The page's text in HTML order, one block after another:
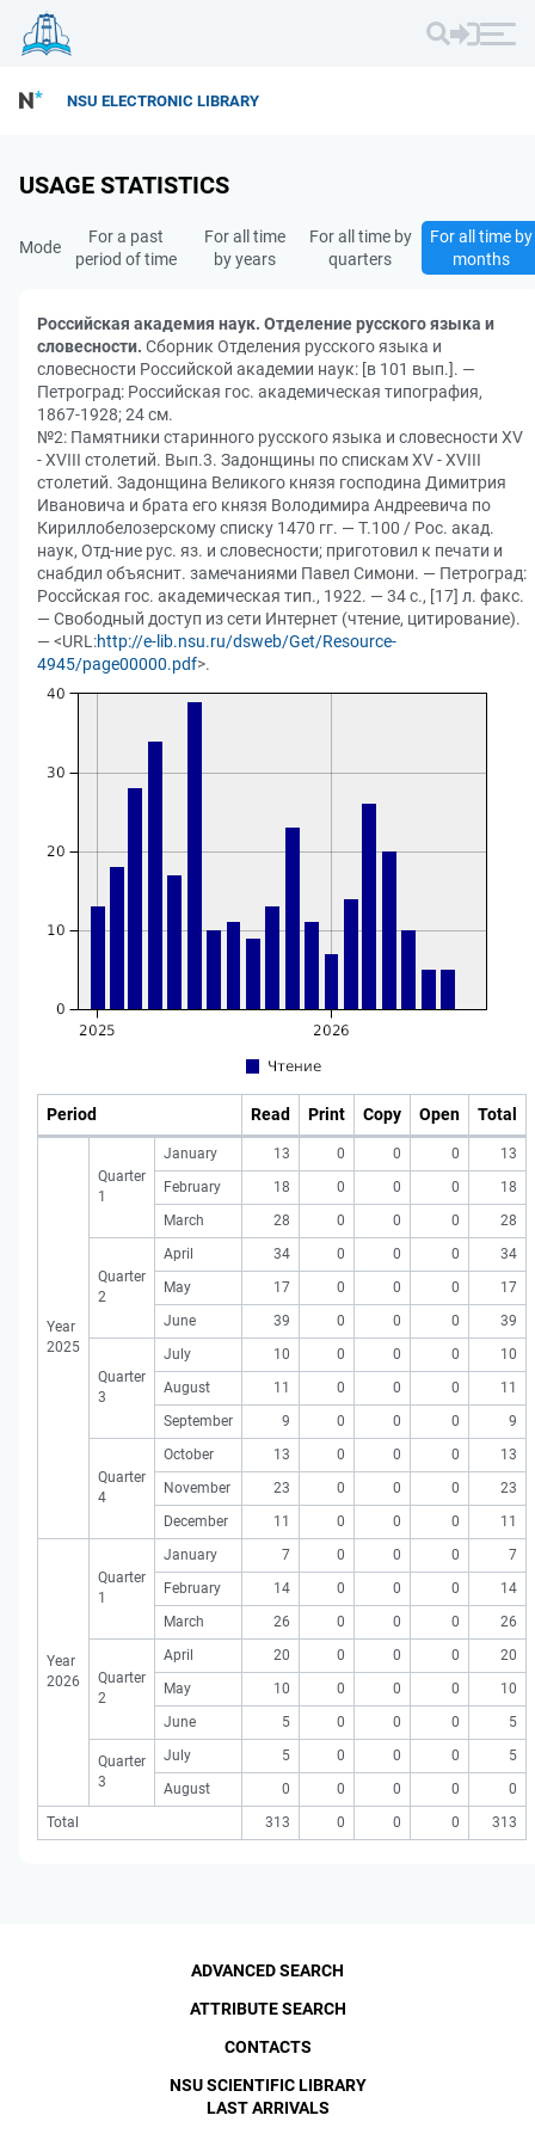
NSU ELECTRONIC LIBRARY
USAGE STATISTICS
Mode
For a past
period of time
For all time
by years
For all time by
quarters
For all time by
months
Российская академия наук. Отделение русского языка и
словесности. Сборник Отделения русского языка и
словесности Российской академии наук: [в 101 вып.]. —
Петроград: Российская гос. академическая типография,
1867-1928; 24 см.
№2: Памятники старинного русского языка и словесности XV
- XVIII столетий. Вып.3. Задонщины по спискам XV - XVIII
столетий. Задонщина Великого князя господина Димитрия
Ивановича и брата его князя Володимира Андреевича по
Кириллобелозерскому списку 1470 гг. — Т.100 / Рос. акад.
наук, Отд-ние рус. яз. и словесности; приготовил к печати и
снабдил объяснит. замечаниями Павел Симони. — Петроград:
Россйская гос. академическая тип., 1922. — 34 с., [17] л. факс.
— Свободный доступ из сети Интернет (чтение, цитирование).
— <URL:http://e-lib.nsu.ru/dsweb/Get/Resource-
4945/page00000.pdf>.
Period Read Print Copy Open Total
Year
2025
Quarter
1
January 13 0 0 0
13
February
18 0 0 0
18
March
28 0 0 0 28
Quarter
2
April 34 0 0 0
34
May
17 0 0 0
17
June
39 0 0 0 39
Quarter
3
July 10 0 0 0
10
August
11 0 0 0
11
September
9 0 0 0 9
Quarter
4
October 13 0 0 0
13
November
23 0 0 0
23
December
11 0 0 0 11
Year
2026
Quarter
1
January 7 0 0 0
7
February
14 0 0 0
14
March
26 0 0 0 26
Quarter
2
April 20 0 0 0
20
May
10 0 0 0
10
June
5 0 0 0 5
Quarter
3
July 5 0 0 0
5
August
0 0 0 0
0
Total
313 0 0 0 313
ADVANCED SEARCH
ATTRIBUTE SEARCH
CONTACTS
NSU SCIENTIFIC LIBRARY
LAST ARRIVALS